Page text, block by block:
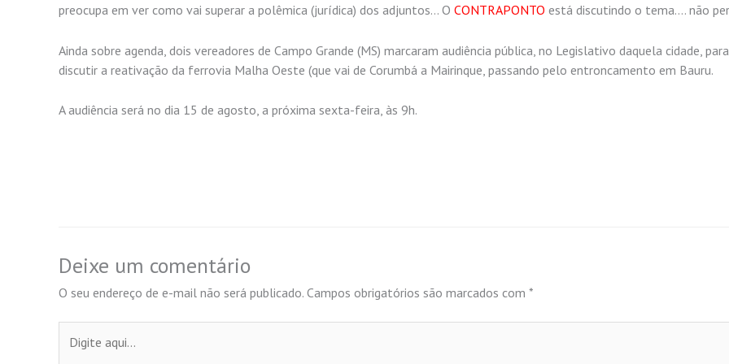
preocupa em ver como vai superar a polêmica (jurídica) dos adjuntos… O CONTRAPONTO está discutindo o tema…. não
Ainda sobre agenda, dois vereadores de Campo Grande (MS) marcaram audiência pública, no Legislativo daquela cidade, para
discutir a reativação da ferrovia Malha Oeste (que vai de Corumbá a Mairinque, passando pelo entroncamento em Bauru.
A audiência será no dia 15 de agosto, a próxima sexta-feira, às 9h.
Deixe um comentário
O seu endereço de e-mail não será publicado. Campos obrigatórios são marcados com *
aqui...